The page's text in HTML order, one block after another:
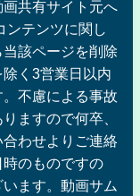
共有サイト元へ
ンテンツに関し
該ページを削除
く3営業日以内
不慮による事故
ますので何卒、
わせよりご連絡
のものですの
ます。動画サム